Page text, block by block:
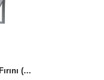
Top 16R Deneme Fırını (YENİ AC 590 KUMANDA PANELLİ)